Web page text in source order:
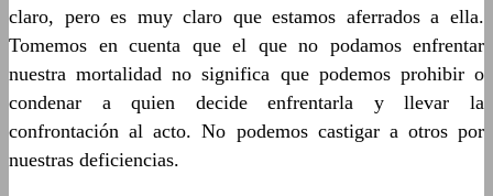
claro, pero es muy claro que estamos aferrados a ella.
Tomemos en cuenta que el que no podamos enfrentar
nuestra mortalidad no significa que podemos prohibir o
condenar a quien decide enfrentarla y llevar la
confrontación al acto. No podemos castigar a otros por
nuestras deficiencias.